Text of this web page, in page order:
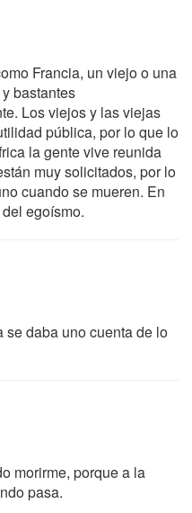
Francia, un viejo o una
bastantes
Los viejos y las viejas
pública, por lo que lo
la gente vive reunida
muy solicitados, por lo
cuando se mueren. En
egoísmo.
se daba uno cuenta de lo
morirme, porque a la
pasa.